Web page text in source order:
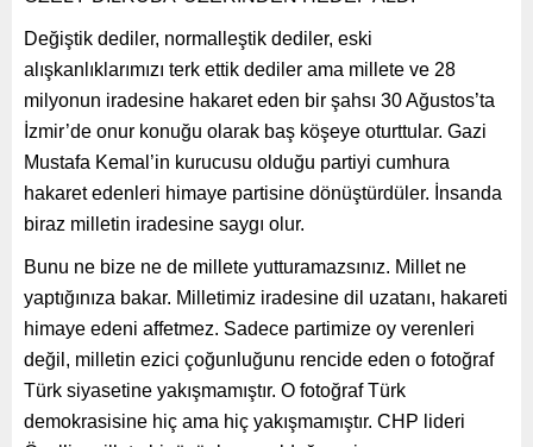
Değiştik dediler, normalleştik dediler, eski
alışkanlıklarımızı terk ettik dediler ama millete ve 28
milyonun iradesine hakaret eden bir şahsı 30 Ağustos’ta
İzmir’de onur konuğu olarak baş köşeye oturttular. Gazi
Mustafa Kemal’in kurucusu olduğu partiyi cumhura
hakaret edenleri himaye partisine dönüştürdüler. İnsanda
biraz milletin iradesine saygı olur.
Bunu ne bize ne de millete yutturamazsınız. Millet ne
yaptığınıza bakar. Milletimiz iradesine dil uzatanı, hakareti
himaye edeni affetmez. Sadece partimize oy verenleri
değil, milletin ezici çoğunluğunu rencide eden o fotoğraf
Türk siyasetine yakışmamıştır. O fotoğraf Türk
demokrasisine hiç ama hiç yakışmamıştır. CHP lideri